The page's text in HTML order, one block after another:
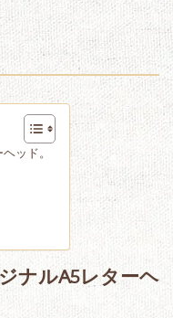
ッド。
ナルA5レターヘ